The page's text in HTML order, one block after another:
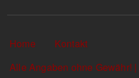
Sekundärlinks
Home
Kontakt
Alle Angaben ohne Gewähr!